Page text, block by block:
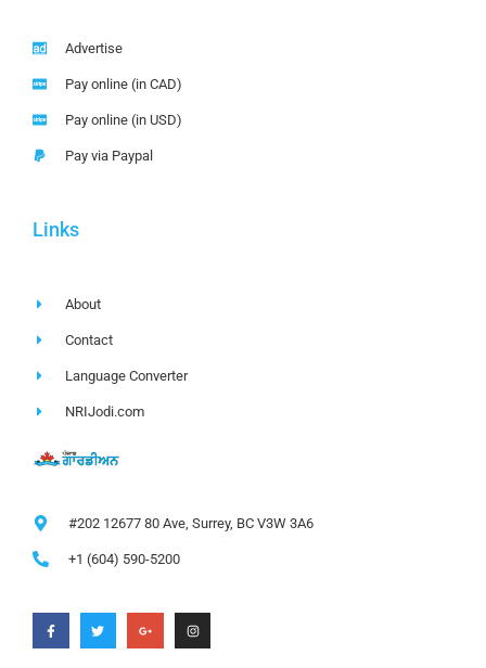
Advertise
Pay online (in CAD)
Pay online (in USD)
Pay via Paypal
Links
About
Contact
Language Converter
NRIJodi.com
#202 12677 80 Ave, Surrey, BC V3W 3A6
+1 (604) 590-5200